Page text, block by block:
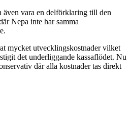
även vara en delförklaring till den
Nepa inte har samma
mycket utvecklingskostnader vilket
det underliggande kassaflödet. Nu
där alla kostnader tas direkt